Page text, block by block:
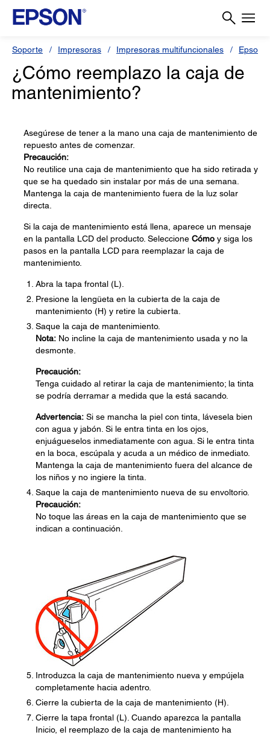
Soporte Impresoras Impresoras multifuncionales Epson
¿Cómo reemplazo la caja de
mantenimiento?
Asegúrese de tener a la mano una caja de mantenimiento de
repuesto antes de comenzar.
Precaución:
No reutilice una caja de mantenimiento que ha sido retirada y
que se ha quedado sin instalar por más de una semana.
Mantenga la caja de mantenimiento fuera de la luz solar
directa.
Si la caja de mantenimiento está llena, aparece un mensaje
en la pantalla LCD del producto. Seleccione Cómo y siga los
pasos en la pantalla LCD para reemplazar la caja de
mantenimiento.
Abra la tapa frontal (L).
Presione la lengüeta en la cubierta de la caja de
mantenimiento (H) y retire la cubierta.
Saque la caja de mantenimiento.
Nota: No incline la caja de mantenimiento usada y no la
desmonte.
Precaución:
Tenga cuidado al retirar la caja de mantenimiento; la tinta
se podría derramar a medida que la está sacando.
Advertencia: Si se mancha la piel con tinta, lávesela bien
con agua y jabón. Si le entra tinta en los ojos,
enjuágueselos inmediatamente con agua. Si le entra tinta
en la boca, escúpala y acuda a un médico de inmediato.
Mantenga la caja de mantenimiento fuera del alcance de
los niños y no ingiere la tinta.
Saque la caja de mantenimiento nueva de su envoltorio.
Precaución:
No toque las áreas en la caja de mantenimiento que se
indican a continuación.
Introduzca la caja de mantenimiento nueva y empújela
completamente hacia adentro.
Cierre la cubierta de la caja de mantenimiento (H).
Cierre la tapa frontal (L). Cuando aparezca la pantalla
Inicio, el reemplazo de la caja de mantenimiento ha